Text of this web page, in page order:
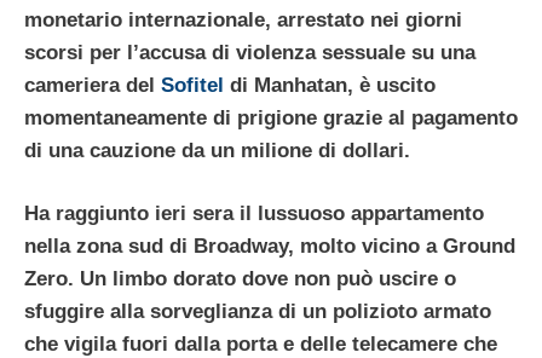
monetario internazionale, arrestato nei giorni
scorsi per l’accusa di violenza sessuale su una
cameriera del Sofitel di Manhatan, è uscito
momentaneamente di prigione grazie al pagamento
di unacauzione da un milione di dollari.
Ha raggiunto ieri sera il lussuoso appartamento
nella zona sud di Broadway, molto vicino a Ground
Zero. Un limbo dorato dove non può uscire o
sfuggire alla sorveglianza di un polizioto armato
che vigila fuori dalla porta e delle telecamere che